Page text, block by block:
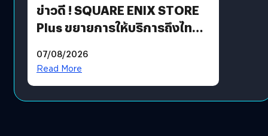
ข่าวดี ! SQUARE ENIX STORE
Plus ขยายการให้บริการถึงไทย
โดยตรง
07/08/2026
Read More